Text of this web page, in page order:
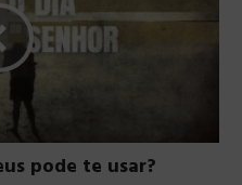
pode te usar?